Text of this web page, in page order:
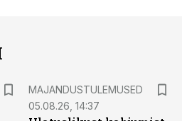
MAJANDUSTULEMUSED
05.08.26, 14:37